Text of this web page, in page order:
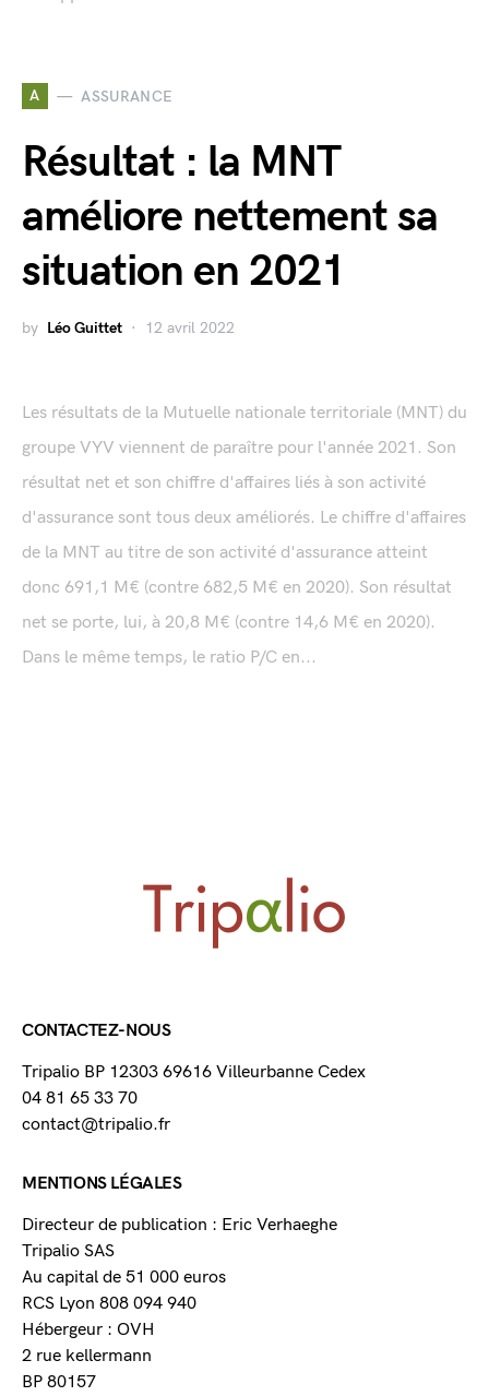
A ASSURANCE
Résultat : la MNT
améliore nettement sa
situation en 2021
by Léo Guittet 12 avril 2022
Les résultats de la Mutuelle nationale territoriale (MNT) du
groupe VYV viennent de paraître pour l'année 2021. Son
résultat net et son chiffre d'affaires liés à son activité
d'assurance sont tous deux améliorés. Le chiffre d'affaires
de la MNT au titre de son activité d'assurance atteint
donc 691,1 M€ (contre 682,5 M€ en 2020). Son résultat
net se porte, lui, à 20,8 M€ (contre 14,6 M€ en 2020).
Dans le même temps, le ratio P/C en...
CONTACTEZ-NOUS
Tripalio BP 12303 69616 Villeurbanne Cedex
04 81 65 33 70
contact@tripalio.fr
MENTIONS LÉGALES
Directeur de publication : Eric Verhaeghe
Tripalio SAS
Au capital de 51 000 euros
RCS Lyon 808 094 940
Hébergeur : OVH
2 rue kellermann
BP 80157